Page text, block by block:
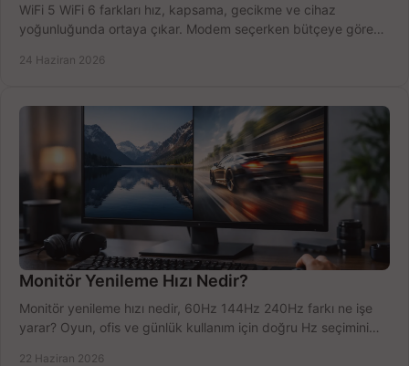
WiFi 5 WiFi 6 farkları hız, kapsama, gecikme ve cihaz
yoğunluğunda ortaya çıkar. Modem seçerken bütçeye göre
24 Haziran 2026
Monitör Yenileme Hızı Nedir?
Monitör yenileme hızı nedir, 60Hz 144Hz 240Hz farkı ne işe
yarar? Oyun, ofis ve günlük kullanım için doğru Hz seçimini
22 Haziran 2026